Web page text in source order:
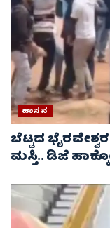
ಹಾಸನ
ಬೆಟ್ಟದ
ಮಸ್ತಿ.. ಡಿಜೆ